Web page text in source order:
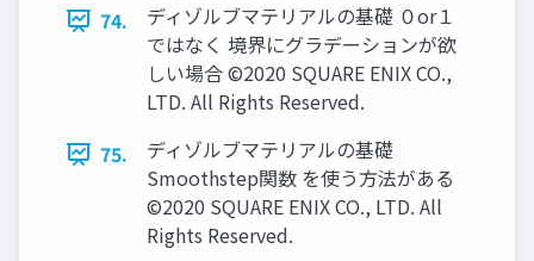
74.
ディゾルブマテリアルの基礎 ０or１
ではなく 境界にグラデーションが欲
しい場合 ©2020 SQUARE ENIX CO.,
LTD. All Rights Reserved.
75.
ディゾルブマテリアルの基礎
Smoothstep関数 を使う方法がある
©2020 SQUARE ENIX CO., LTD. All
Rights Reserved.